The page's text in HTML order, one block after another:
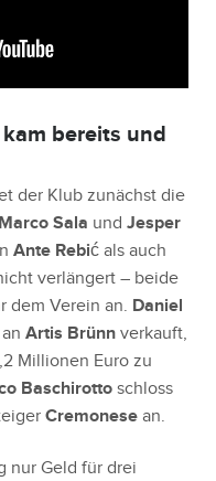
bereits und
der Klub zunächst die
Marco Sala und Jesper
Ante Rebić als auch
verlängert – beide
dem Verein an. Daniel
Artis Brünn verkauft,
Millionen Euro zu
Baschirotto schloss
Cremonese an.
nur Geld für drei